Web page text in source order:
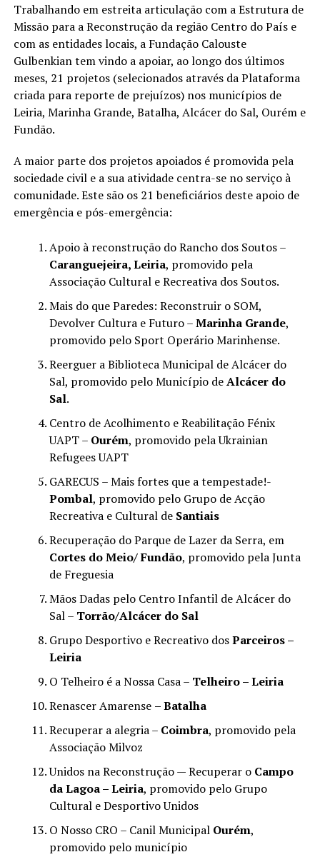
Trabalhando em estreita articulação com a Estrutura de
Missão para a Reconstrução da região Centro do País e
com as entidades locais, a Fundação Calouste
Gulbenkian tem vindo a apoiar, ao longo dos últimos
meses, 21 projetos (selecionados através da Plataforma
criada para reporte de prejuízos) nos municípios de
Leiria, Marinha Grande, Batalha, Alcácer do Sal, Ourém e
Fundão.
A maior parte dos projetos apoiados é promovida pela
sociedade civil e a sua atividade centra-se no serviço à
comunidade. Este são os 21 beneficiários deste apoio de
emergência e pós-emergência:
Apoio à reconstrução do Rancho dos Soutos –
Caranguejeira, Leiria, promovido pela
Associação Cultural e Recreativa dos Soutos.
Mais do que Paredes: Reconstruir o SOM,
Devolver Cultura e Futuro –Marinha Grande,
promovido pelo Sport Operário Marinhense.
Reerguer a Biblioteca Municipal de Alcácer do
Sal, promovido pelo Município deAlcácer do
Sal.
Centro de Acolhimento e Reabilitação Fénix
UAPT – Ourém, promovido pela Ukrainian
Refugees UAPT
GARECUS – Mais fortes que a tempestade!-
Pombal, promovido pelo Grupo de Acção
Recreativa e Cultural deSantiais
Recuperação do Parque de Lazer da Serra, em
Cortes do Meio/ Fundão, promovido pela Junta
de Freguesia
Mãos Dadas pelo Centro Infantil de Alcácer do
Sal – Torrão/Alcácer do Sal
Grupo Desportivo e Recreativo dosParceiros –
Leiria
O Telheiro é a Nossa Casa – Telheiro – Leiria
Renascer Amarense – Batalha
Recuperar a alegria – Coimbra, promovido pela
Associação Milvoz
Unidos na Reconstrução — Recuperar o Campo
da Lagoa – Leiria, promovido pelo Grupo
Cultural e Desportivo Unidos
O Nosso CRO – Canil Municipal Ourém,
promovido pelo município